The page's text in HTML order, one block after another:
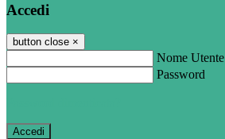
Accedi
button close ×
Nome Utente
Password